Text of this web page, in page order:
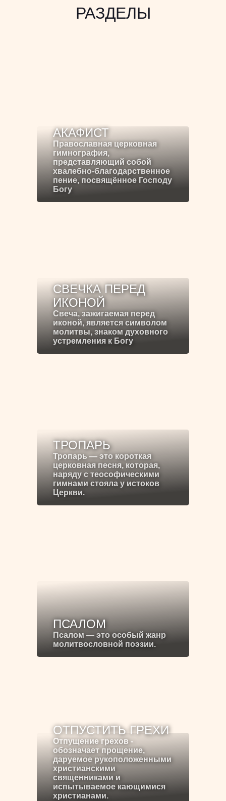
РАЗДЕЛЫ
АКАФИСТ
Православная церковная
гимнография,
представляющий собой
хвалебно-благодарственное
пение, посвящённое Господу
Богу
СВЕЧКА ПЕРЕД
ИКОНОЙ
Свеча, зажигаемая перед
иконой, является символом
молитвы, знаком духовного
устремления к Богу
ТРОПАРЬ
Тропарь — это короткая
церковная песня, которая,
наряду с теософическими
гимнами стояла у истоков
Церкви.
ПСАЛОМ
Псалом — это особый жанр
молитвословной поэзии.
ОТПУСТИТЬ ГРЕХИ
Отпущение грехов -
обозначает прощение,
даруемое рукоположенными
христианскими
священниками и
испытываемое кающимися
христианами.